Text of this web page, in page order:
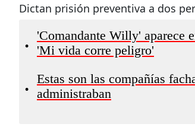
Dictan prisión preventiva a dos
•
'Comandante Willy' aparece
'Mi vida corre peligro'
•
Estas son las compañías
administraban